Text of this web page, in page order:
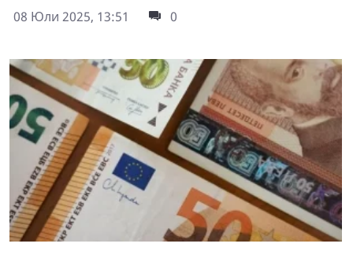
08 Юли 2025, 13:51
0